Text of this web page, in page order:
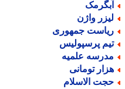
واژن
جمهوری
پرسپولیس
علمیه
تومانی
الاسلام